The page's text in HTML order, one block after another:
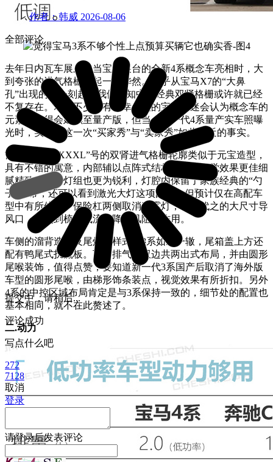
去年日内瓦车展上，当宝马展台的全新4系概念车亮相时，大
到夸张的进气格栅引起一片哗然。似乎从宝马X7的“大鼻
孔”出现的那一刻起，我们认知中的经典双肾格栅或许就已经
不复存在。尽管不少具有侥幸心理的宝马车迷会认为概念车的
元素不见得会延续至量产版，但当全新一代4系量产实车照曝
光时，实锤了这一次“买家秀”与“卖家秀”如此相近的事实。
前脸尺寸为“XXXL”号的双肾进气格栅轮廓类似于元宝造型，
具有不错的寓意，内部辅以点阵式结构装点，视觉效果更佳细
腻精致。两侧灯组也更为锐利，灯腔内保留了家族经典的“勺
子”灯带，还可以看到激光大灯这项配置，但预计仅在高配车
型中有所体现。保险杠两侧取消了雾灯，取而代之的大尺寸导
风口，可起到梳理气流，降低风阻的作用。
车侧的溜背造型及尾灯组样式与8系如出一辙，尾箱盖上方还
配有鸭尾式扰流板。下方排气为双边共两出式布局，并由圆形
尾喉装饰，值得点赞，要知道新一代3系国产后取消了海外版
车型的圆形尾喉，由梯形饰条装点，视觉效果有所折扣。另外
4系的中控区域布局肯定是与3系保持一致的，细节处的配置也
基本相同，就不在此赘述了。
二.动力
作者：韩威 2026-08-06
全部评论
提交中，请稍后...
评论成功
写点什么吧
272
7128
取消
登录
请登录后发表评论